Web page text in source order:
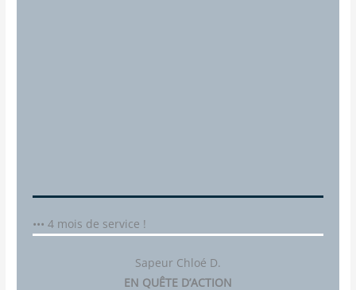
••• 4 mois de service !
Sapeur Chloé D.
EN QUÊTE D’ACTION